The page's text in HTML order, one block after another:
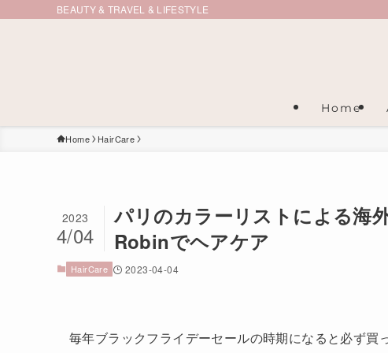
BEAUTY & TRAVEL & LIFESTYLE
Home
Home HairCare
パリのカラーリストによる海
Robinでヘアケア
2023
4/04
HairCare 2023-04-04
毎年ブラックフライデーセールの時期になると必ず買